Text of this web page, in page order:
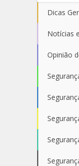
Dicas
Notícias
Opinião